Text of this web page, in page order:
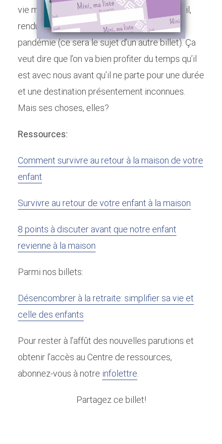
vie minimaliste qui combine voyage et travail,
rendu plus répandu par la technologie et la
pandémie (ce sera le sujet d’un autre billet). Ça
veut dire que l’on va bien profiter du temps qu’il
est avec nous avant qu’il ne parte pour une durée
et une destination présentement inconnues.
Mais ses choses, elles?
Ressources:
Comment survivre au retour à la maison de votre
enfant
Survivre au retour de votre enfant à la maison
8 points à discuter avant que notre enfant
revienne à la maison
Parmi nos billets:
Désencombrer à la retraite: simplifier sa vie et
celle des enfants
Pour rester à l’affût des nouvelles parutions et
obtenir l’accès au Centre de ressources,
abonnez-vous à notre infolettre
Partagez ce billet!